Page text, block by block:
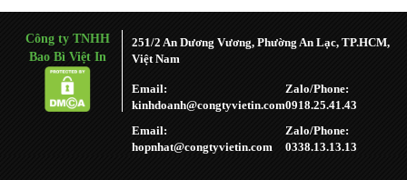
Công ty TNHH
Bao Bì Việt In
251/2 An Dương Vương, Phường An Lạc, TP.HCM,
Việt Nam
Email:
kinhdoanh@congtyvietin.com
Email:
hopnhat@congtyvietin.com
Zalo/Phone:
0918.25.41.43
Zalo/Phone:
0338.13.13.13